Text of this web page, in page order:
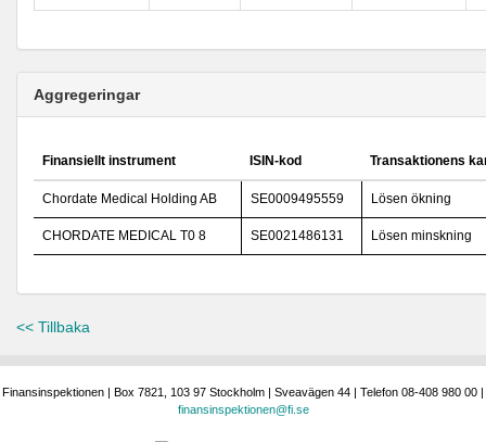
Aggregeringar
Finansiellt instrument ISIN-kod Transaktionens
Chordate Medical Holding AB SE0009495559 Lösen ökning
CHORDATE MEDICAL T0 8 SE0021486131 Lösen minskning
<< Tillbaka
Finansinspektionen | Box 7821, 103 97 Stockholm | Sveavägen 44 | Telefon 08-408 980 00 |
finansinspektionen@fi.se